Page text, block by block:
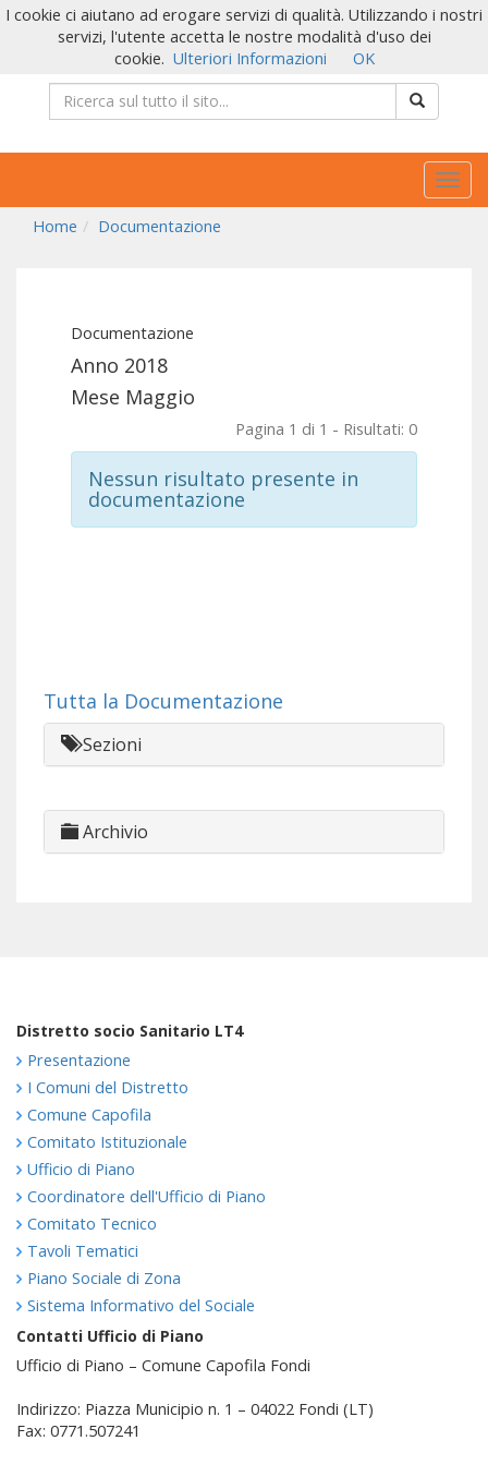
Home
Documentazione
Documentazione
Anno 2018
Mese Maggio
Pagina 1 di 1 - Risultati: 0
Nessun risultato presente in
documentazione
Tutta la Documentazione
Sezioni
Archivio
Distretto socio Sanitario LT4
Presentazione
I Comuni del Distretto
Comune Capofila
Comitato Istituzionale
Ufficio di Piano
Coordinatore dell'Ufficio di Piano
Comitato Tecnico
Tavoli Tematici
Piano Sociale di Zona
Sistema Informativo del Sociale
Contatti Ufficio di Piano
Ufficio di Piano – Comune Capofila Fondi
Indirizzo: Piazza Municipio n. 1 – 04022 Fondi (LT)
Fax: 0771.507241
I cookie ci aiutano ad erogare servizi di qualità. Utilizzando i nostri
servizi, l'utente accetta le nostre modalità d'uso dei
cookie. Ulteriori Informazioni OK